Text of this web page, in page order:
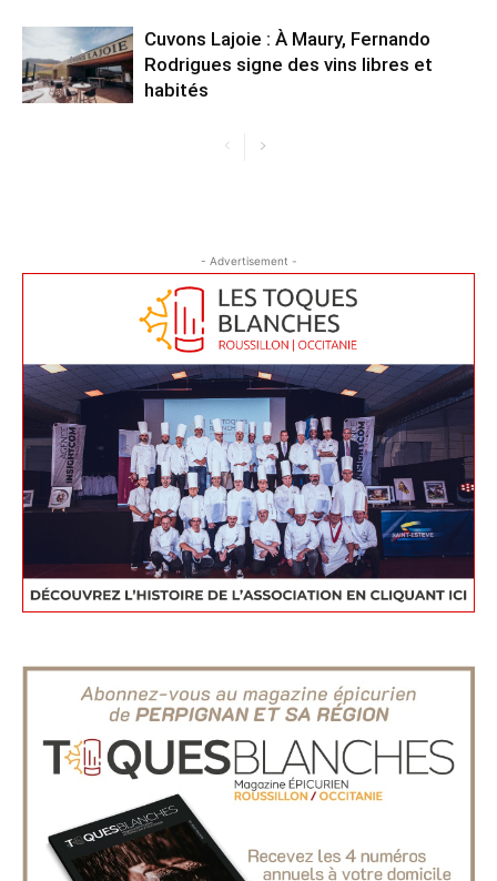
Cuvons Lajoie : À Maury, Fernando
Rodrigues signe des vins libres et
habités
- Advertisement -